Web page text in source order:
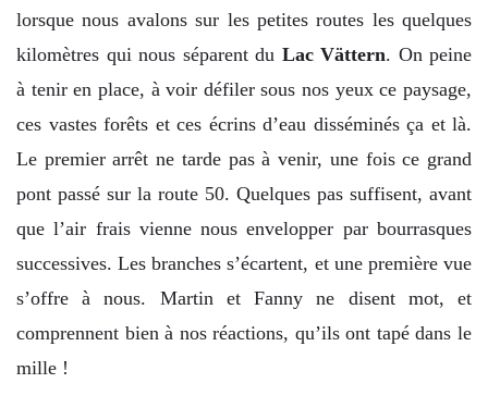
lorsque nous avalons sur les petites routes les quelques
kilomètres qui nous séparent du Lac Vättern. On peine
à tenir en place, à voir défiler sous nos yeux ce paysage,
ces vastes forêts et ces écrins d’eau disséminés ça et là.
Le premier arrêt ne tarde pas à venir, une fois ce grand
pont passé sur la route 50. Quelques pas suffisent, avant
que l’air frais vienne nous envelopper par bourrasques
successives. Les branches s’écartent, et une première vue
s’offre à nous. Martin et Fanny ne disent mot, et
comprennent bien à nos réactions, qu’ils ont tapé dans le
mille !